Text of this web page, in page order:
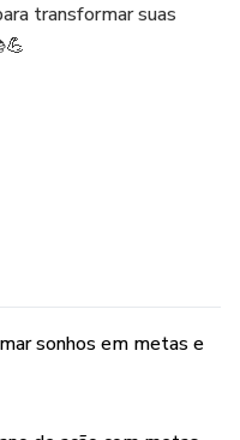
transformar suas
🚧
essenciais 📈
sonhos em metas e